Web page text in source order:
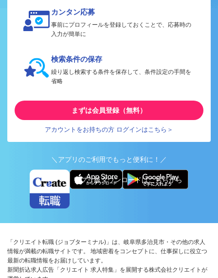
カンタン応募
事前にプロフィールを登録しておくことで、応募時の
入力が簡単に
検索条件の保存
繰り返し検索する条件を保存して、条件設定の手間を
省略
まずは会員登録（無料）
アカウントをお持ちの方 ログインはこちら＞
＼アプリのご利用でもっと便利に！／
アプリ版ダウンロードはこちらから
「クリエイト転職 (ジョブターミナル)」は、岐阜県多治見市・その他の求人
情報が満載の転職サイトです。 地域密着をコンセプトに、仕事探しに役立つ
最新の転職情報をお届けしています。
新聞折込求人広告「クリエイト 求人特集」を展開する株式会社クリエイトが